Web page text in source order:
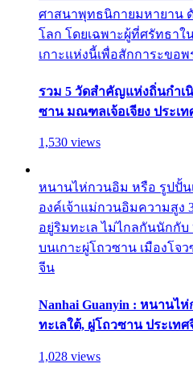
ศาสนาพุทธนิกายมหายาน
โลก โดยเฉพาะผู้ที่ศรัทธาใ
เกาะแห่งนี้เพื่อสักการะขอ
รวม 5 วัดสำคัญแห่งถิ่นกำเ
ซาน มณฑลเจ้อเจียง ประเท
1,530 views
หนานไห่กวนอิม หรือ รูปปั้น
องค์เจ้าแม่กวนอิมความสูง
อยู่ริมทะเล ไม่ไกลกันนักกับ
บนเกาะผู่โถวซาน เมืองโจ
จีน
Nanhai Guanyin : หนานไ
ทะเลใต้, ผู่โถวซาน ประเทศ
1,028 views